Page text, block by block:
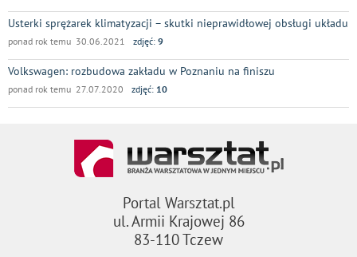
Usterki sprężarek klimatyzacji – skutki nieprawidłowej obsługi układu
ponad rok temu 30.06.2021 zdjęć: 9
Volkswagen: rozbudowa zakładu w Poznaniu na finiszu
ponad rok temu 27.07.2020 zdjęć: 10
Portal Warsztat.pl
ul. Armii Krajowej 86
83-110 Tczew